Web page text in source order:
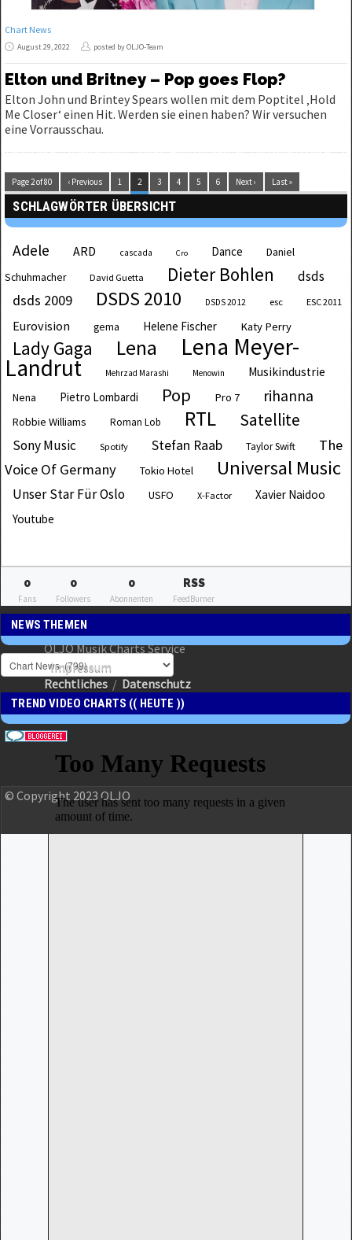
Chart News
August 29, 2022 posted by OLJO-Team
Elton und Britney – Pop goes Flop?
Elton John und Brintey Spears wollen mit dem Poptitel ‚Hold
Me Closer‘ einen Hit. Werden sie einen haben? Wir versuchen
eine Vorrausschau.
Page 2 of 80 ‹ Previous 1 2 3 4 5 6 Next › Last »
SCHLAGWÖRTER ÜBERSICHT
Adele ARD cascada Cro Dance
Daniel
Schuhmacher
David Guetta Dieter Bohlen dsds
dsds 2009 DSDS 2010 DSDS 2012 esc ESC 2011
Eurovision gema Helene Fischer Katy Perry
Lady Gaga Lena Lena Meyer-
Landrut Mehrzad Marashi Menowin Musikindustrie
Nena Pietro Lombardi Pop Pro 7 rihanna
Robbie Williams Roman Lob RTL Satellite
Sony Music Spotify Stefan Raab Taylor Swift
The
Voice Of Germany
Tokio Hotel Universal Music
Unser Star Für Oslo USFO X-Factor
Xavier Naidoo
Youtube
0
Fans
0
Followers
0
Abonnenten
RSS
FeedBurner
NEWS THEMEN
TREND VIDEO CHARTS (( HEUTE ))
OLJO Musik Charts Service
Impressum
Rechtliches / Datenschutz
© Copyright 2023 OLJO